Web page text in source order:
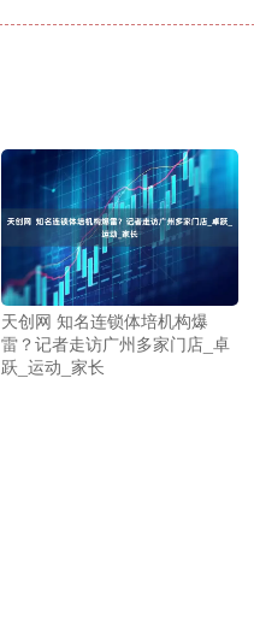
天创网 知名连锁体培机构爆
雷？记者走访广州多家门店_卓
跃_运动_家长